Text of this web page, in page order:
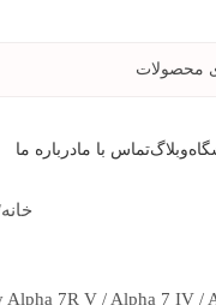
وبلاگتماس با مادرباره ما
خانه